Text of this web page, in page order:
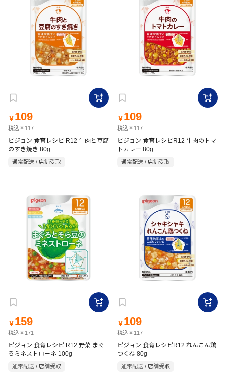
￥ 109
税込￥117
ピジョン 食育レシピ R12 牛肉と豆腐
のすき焼き 80g
通常配送 / 店舗受取
￥ 109
税込￥117
ピジョン 食育レシピR12 牛肉のトマ
トカレー 80g
通常配送 / 店舗受取
￥ 159
税込￥171
ピジョン 食育レシピ R12 野菜 まぐ
ろミネストローネ 100g
通常配送 / 店舗受取
￥ 109
税込￥117
ピジョン 食育レシピR12 れんこん鶏
つくね 80g
通常配送 / 店舗受取